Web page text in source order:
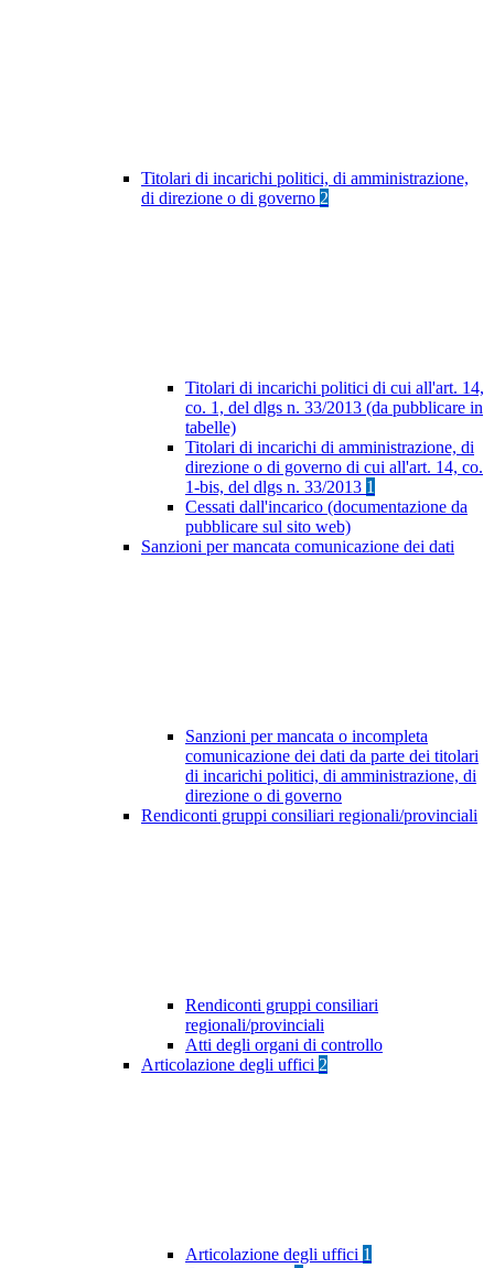
Titolari di incarichi politici, di amministrazione,
di direzione o di governo 2
Titolari di incarichi politici di cui all'art. 14,
co. 1, del dlgs n. 33/2013 (da pubblicare in
tabelle)
Titolari di incarichi di amministrazione, di
direzione o di governo di cui all'art. 14, co.
1-bis, del dlgs n. 33/2013 1
Cessati dall'incarico (documentazione da
pubblicare sul sito web)
Sanzioni per mancata comunicazione dei dati
Sanzioni per mancata o incompleta
comunicazione dei dati da parte dei titolari
di incarichi politici, di amministrazione, di
direzione o di governo
Rendiconti gruppi consiliari regionali/provinciali
Rendiconti gruppi consiliari
regionali/provinciali
Atti degli organi di controllo
Articolazione degli uffici 2
Articolazione degli uffici 1